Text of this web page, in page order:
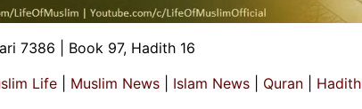
7386 | Book 97, Hadith 16
Life Muslim News Islam News Quran Hadith